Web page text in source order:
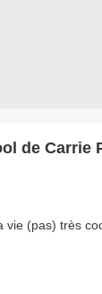
de Carrie